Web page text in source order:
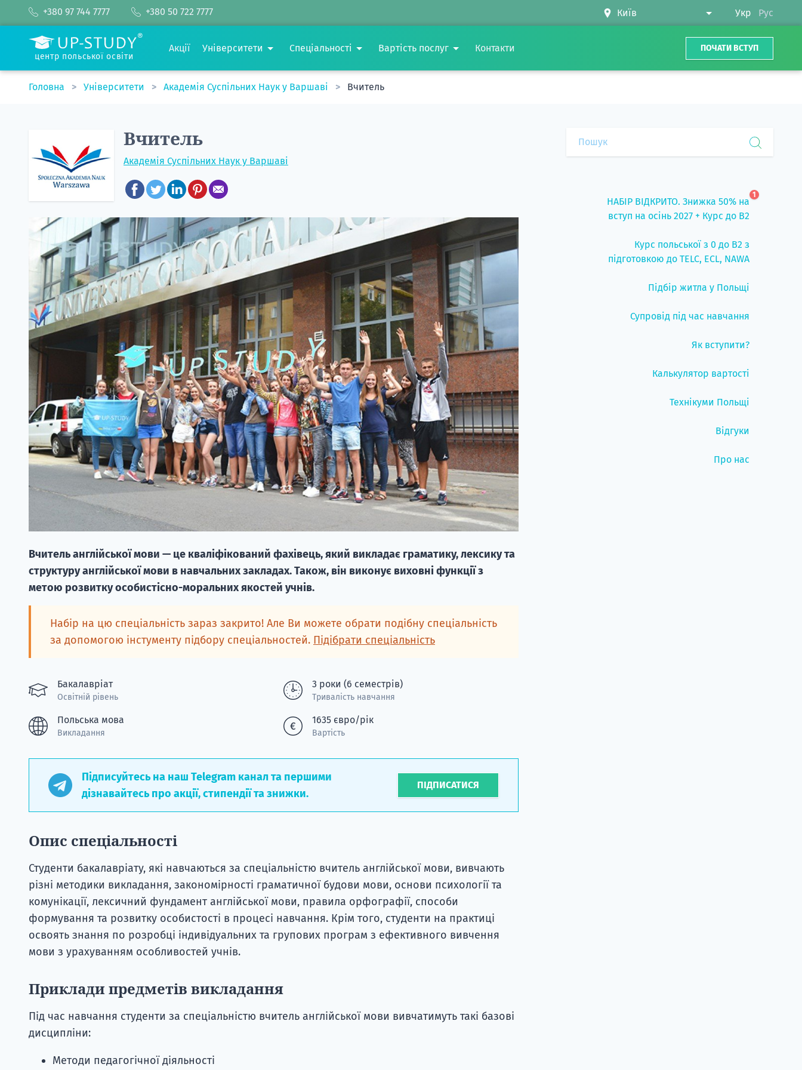
+380 97 744 7777 +380 50 722 7777 Укр Рус
центр польської освіти
Акції Університети Спеціальності Вартість послуг Контакти ПОЧАТИ ВСТУП
Головна Університети Академія Суспільних Наук у Варшаві Вчитель
Вчитель
Академія Суспільних Наук у Варшаві
Вчитель англійської мови — це кваліфікований фахівець, який викладає граматику, лексику та
структуру англійської мови в навчальних закладах. Також, він виконує виховні функції з
метою розвитку особистісно-моральних якостей учнів.
Набір на цю спеціальність зараз закрито! Але Ви можете обрати подібну спеціальність
за допомогою інстументу підбору спеціальностей. Підібрати спеціальність
Бакалавріат
Освітній рівень
3 роки (6 семестрів)
Тривалість навчання
Польська мова
Викладання
1635 євро/рік
Вартість
Підписуйтесь на наш Telegram канал та першими
дізнавайтесь про акції, стипендії та знижки.
ПІДПИСАТИСЯ
Опис спеціальності
Студенти бакалавріату, які навчаються за спеціальністю вчитель англійської мови, вивчають
різні методики викладання, закономірності граматичної будови мови, основи психології та
комунікації, лексичний фундамент англійської мови, правила орфографії, способи
формування та розвитку особистості в процесі навчання. Крім того, студенти на практиці
освоять знання по розробці індивідуальних та групових програм з ефективного вивчення
мови з урахуванням особливостей учнів.
Приклади предметів викладання
Під час навчання студенти за спеціальністю вчитель англійської мови вивчатимуть такі базові
дисципліни:
Методи педагогічної діяльності
НАБІР ВІДКРИТО. Знижка 50% на
вступ на осінь 2027 + Курс до B2
1
Курс польської з 0 до B2 з
підготовкою до TELC, ECL, NAWA
Підбір житла у Польщі
Супровід під час навчання
Як вступити?
Калькулятор вартості
Технікуми Польщі
Відгуки
Про нас